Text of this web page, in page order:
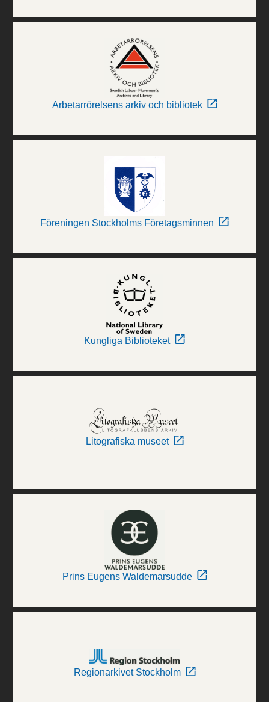
Arbetarrörelsens arkiv och bibliotek
Föreningen Stockholms Företagsminnen
Kungliga Biblioteket
Litografiska museet
Prins Eugens Waldemarsudde
Regionarkivet Stockholm